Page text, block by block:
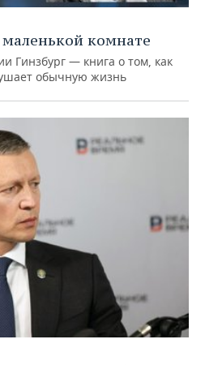
комнате
Гинзбург — книга о том, как
обычную жизнь